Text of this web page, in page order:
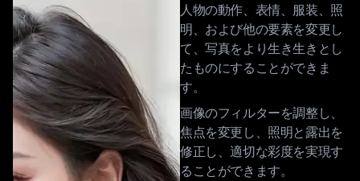
人物の動作、表情、服装、照
明、および他の要素を変更し
て、写真をより生き生きとし
たものにすることができま
す。
画像のフィルターを調整し、
焦点を変更し、照明と露出を
修正し、適切な彩度を実現す
ることができます。